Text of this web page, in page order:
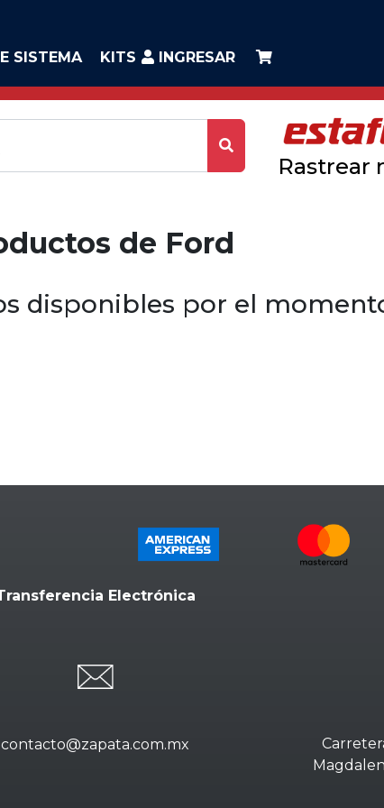
SISTEMA KITS INGRESAR
Rastrear
de Ford
disponibles por el
Electrónica
contacto@zapata.com.mx